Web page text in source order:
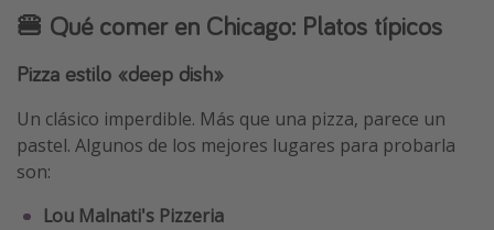
🍔 Qué comer en Chicago: Platos típicos
Pizza estilo «deep dish»
Un clásico imperdible. Más que una pizza, parece un
pastel. Algunos de los mejores lugares para probarla
son:
Lou Malnati's Pizzeria